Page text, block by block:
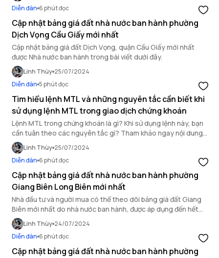
Diễn đàn 6 phút đọc
Cập nhật bảng giá đất nhà nước ban hành phường
Dịch Vọng Cầu Giấy mới nhất
Cập nhật bảng giá đất Dịch Vọng, quận Cầu Giấy mới nhất
được Nhà nước ban hành trong bài viết dưới đây.
Linh Thùy 25/07/2024
Diễn đàn 5 phút đọc
Tìm hiểu lệnh MTL và những nguyên tắc cần biết khi
sử dụng lệnh MTL trong giao dịch chứng khoán
Lệnh MTL trong chứng khoán là gì? Khi sử dụng lệnh này, bạn
cần tuân theo các nguyên tắc gì? Tham khảo ngay nội dung
sau đây để hiểu về MTL và cách sử dụng lệnh này.
Linh Thùy 25/07/2024
Diễn đàn 6 phút đọc
Cập nhật bảng giá đất nhà nước ban hành phường
Giang Biên Long Biên mới nhất
Nhà đầu tư và người mua có thể theo dõi bảng giá đất Giang
Biên mới nhất do nhà nước ban hành, được áp dụng đến hết
năm 2024 trong bài viết dưới đây.
Linh Thùy 24/07/2024
Diễn đàn 6 phút đọc
Cập nhật bảng giá đất nhà nước ban hành phường